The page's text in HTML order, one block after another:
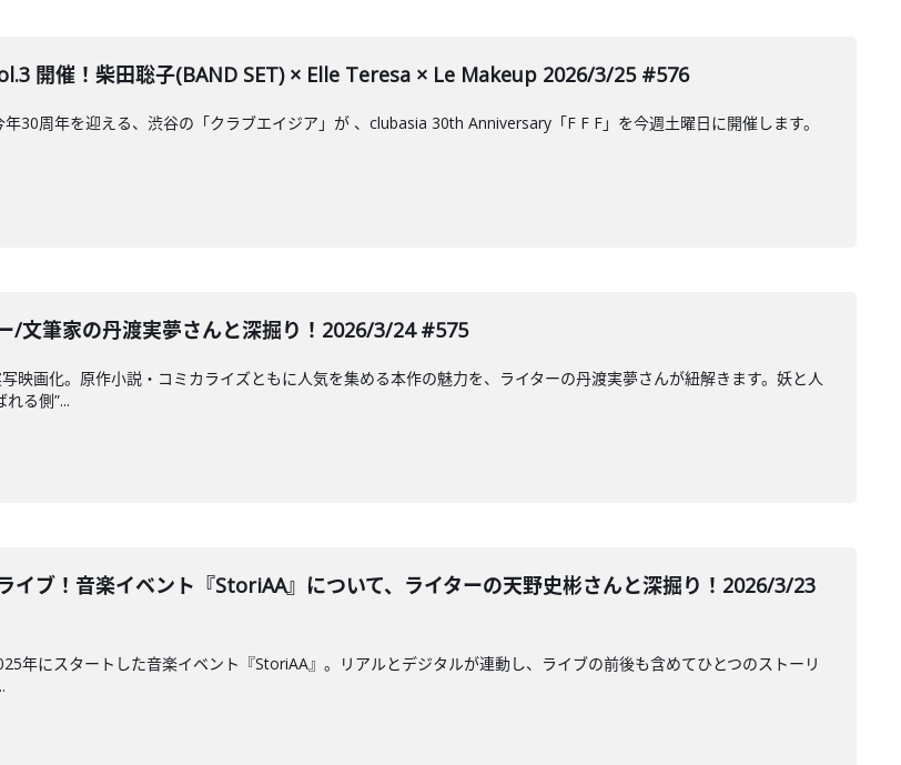
開催！柴田聡子(BAND SET) × Elle Teresa × Le Makeup 2026/3/25 #576
30周年を迎える、渋谷の「クラブエイジア」が 、clubasia 30th Anniversary「F F F」を今週土曜日に開催します。
/文筆家の丹渡実夢さんと深掘り！2026/3/24 #575
映画化。原作小説・コミカライズともに人気を集める本作の魅力を、ライターの丹渡実夢さんが紐解きます。妖と人
る側”...
イブ！音楽イベント『StoriAA』について、ライターの天野史彬さんと深掘り！2026/3/23
年にスタートした音楽イベント『StoriAA』。リアルとデジタルが連動し、ライブの前後も含めてひとつのストーリ